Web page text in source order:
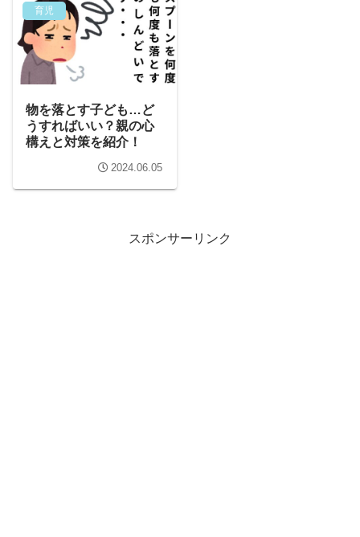
育児
物を落とす子ども…ど
うすればいい？親の心
構えと対策を紹介！
2024.06.05
スポンサーリンク